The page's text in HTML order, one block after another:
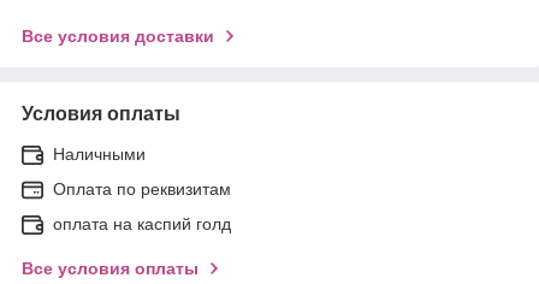
Все условия доставки
Условия оплаты
Наличными
Оплата по реквизитам
оплата на каспий голд
Все условия оплаты